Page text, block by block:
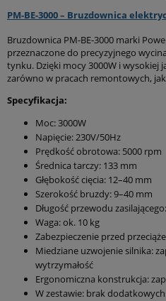
PM-BE-3000 – Bruzdownica
Bruzdownica PM-BE-3000 marki
przeznaczone do precyzyjnego
tynku. Dzięki mocy 3000W i wysokiej
zarówno w pracach remontowych,
Specyfikacja:
Moc: 3000W
Napięcie: 230V/50Hz
Prędkość obrotowa: 5000 rpm
Średnica tarczy: 133 mm
Głębokość cięcia: 12–40 mm
Szerokość bruzdy: 9–40 mm
Długość przewodu
Waga: ok. 10 kg
Zabezpieczenie przed
Miedziane uzwojenie silnika:
wytrzymałość
Ergonomiczna konstrukcja:
W zestawie: brak